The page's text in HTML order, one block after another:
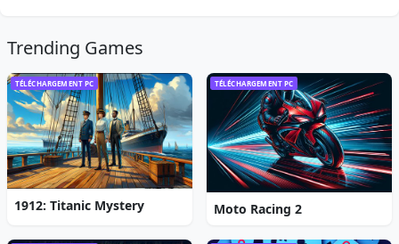
Trending Games
TÉLÉCHARGEMENT PC
1912: Titanic Mystery
TÉLÉCHARGEMENT PC
Moto Racing 2